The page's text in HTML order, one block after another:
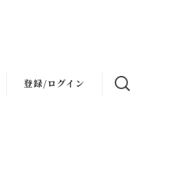
登録/ログイン